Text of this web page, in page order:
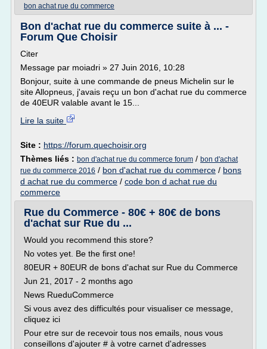
bon achat rue du commerce
Bon d'achat rue du commerce suite à ... -
Forum Que Choisir
Citer
Message par moiadri » 27 Juin 2016, 10:28
Bonjour, suite à une commande de pneus Michelin sur le
site Allopneus, j'avais reçu un bon d'achat rue du commerce
de 40EUR valable avant le 15...
Lire la suite
Site : https://forum.quechoisir.org
Thèmes liés : bon d'achat rue du commerce forum / bon d'achat
rue du commerce 2016 / bon d'achat rue du commerce / bons
d achat rue du commerce / code bon d achat rue du
commerce
Rue du Commerce - 80€ + 80€ de bons
d'achat sur Rue du ...
Would you recommend this store?
No votes yet. Be the first one!
80EUR + 80EUR de bons d'achat sur Rue du Commerce
Jun 21, 2017 - 2 months ago
News RueduCommerce
Si vous avez des difficultés pour visualiser ce message,
cliquez ici
Pour etre sur de recevoir tous nos emails, nous vous
conseillons d'ajouter # à votre carnet d'adresses